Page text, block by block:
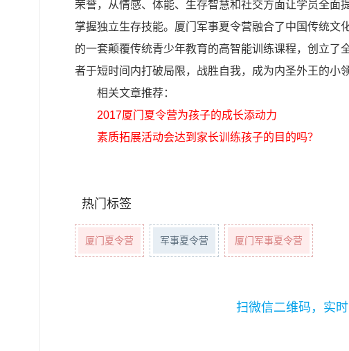
荣誉，从情感、体能、生存智慧和社交方面让学员全面
掌握独立生存技能。厦门军事夏令营融合了中国传统文
的一套颠覆传统青少年教育的高智能训练课程，创立了
者于短时间内打破局限，战胜自我，成为内圣外王的小
相关文章推荐：
2017厦门夏令营为孩子的成长添动力
素质拓展活动会达到家长训练孩子的目的吗？
热门标签
厦门夏令营 军事夏令营 厦门军事夏令营
扫微信二维码，实